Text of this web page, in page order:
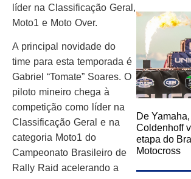
líder na Classificação Geral,
Moto1 e Moto Over.
A principal novidade do
time para esta temporada é
Gabriel “Tomate” Soares. O
piloto mineiro chega à
competição como líder na
Classificação Geral e na
categoria Moto1 do
Campeonato Brasileiro de
Rally Raid acelerando a
De
Coldenhoff
etapa do
Motocross